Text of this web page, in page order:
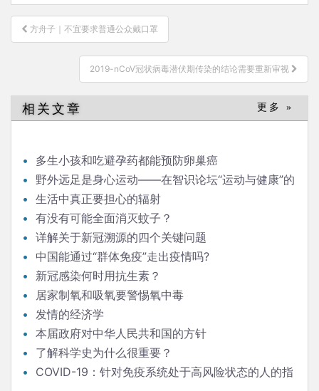
文
章
方舟子｜不宜要求普通公众戴口罩
2019-nCoV冠状病毒潜伏期传染的结论需要重新审视
相关文章 更多 »
多生小孩和吃避孕药都能预防卵巢癌
野外远足是身心运动——在智识论坛“运动与健康”的
发言生活中真正要担心的辐射
有没有可能全面消灭蚊子？
详解关于新冠溯源的四个关键问题
中国能通过“群体免疫”走出疫情吗?
新冠感染何时用抗生素？
居家制氧和吸氧要警惕氧中毒
发情的经济学
本届政府对中华人民共和国的方针
了解科学史为什么很重要？
COVID-19：针对免疫系统处于高风险状态的人的指